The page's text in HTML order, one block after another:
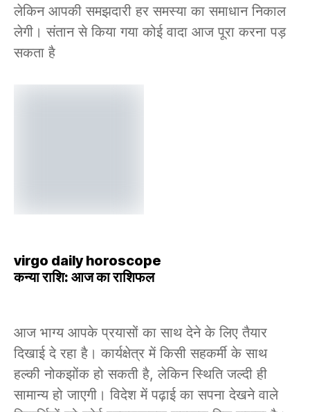
लेकिन आपकी समझदारी हर समस्या का समाधान निकाल
लेगी। संतान से किया गया कोई वादा आज पूरा करना पड़
सकता है
virgo daily horoscope
कन्या राशि: आज का राशिफल
आज भाग्य आपके प्रयासों का साथ देने के लिए तैयार
दिखाई दे रहा है। कार्यक्षेत्र में किसी सहकर्मी के साथ
हल्की नोकझोंक हो सकती है, लेकिन स्थिति जल्दी ही
सामान्य हो जाएगी। विदेश में पढ़ाई का सपना देखने वाले